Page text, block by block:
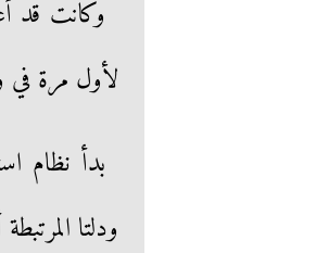
لأول مرة في
بدأ نظام
ودلتا